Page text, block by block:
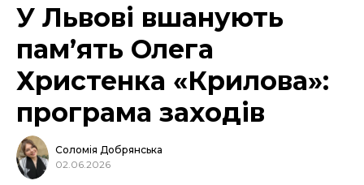
У Львові вшанують
пам’ять Олега
Христенка «Крилова»:
програма заходів
Соломія Добрянська
02.06.2026